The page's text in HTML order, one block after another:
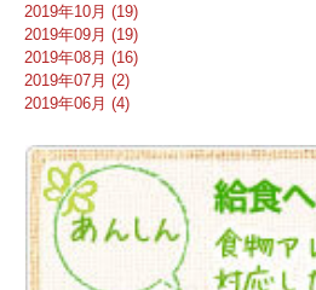
2019年10月 (19)
2019年09月 (19)
2019年08月 (16)
2019年07月 (2)
2019年06月 (4)